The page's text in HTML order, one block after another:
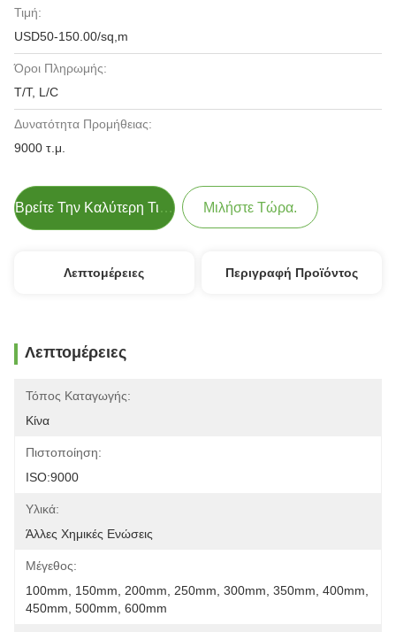
Τιμή:
USD50-150.00/sq,m
Όροι Πληρωμής:
T/T, L/C
Δυνατότητα Προμήθειας:
9000 τ.μ.
Βρείτε Την Καλύτερη Τιμή Μιλήστε Τώρα.
Λεπτομέρειες Περιγραφή Προϊόντος
Λεπτομέρειες
Τόπος Καταγωγής:
Κίνα
Πιστοποίηση:
ISO:9000
Υλικά:
Άλλες Χημικές Ενώσεις
Μέγεθος:
100mm, 150mm, 200mm, 250mm, 300mm, 350mm, 400mm,
450mm, 500mm, 600mm